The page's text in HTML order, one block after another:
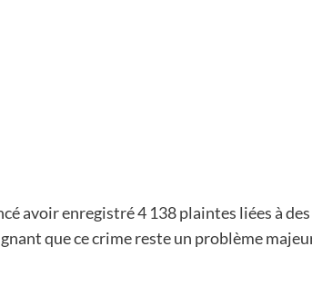
avoir enregistré 4 138 plaintes liées à des
que ce crime reste un problème